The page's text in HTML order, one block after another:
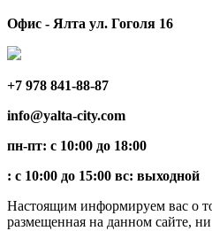
Офис - Ялта ул. Гоголя 16
+7 978 841-88-87
info@yalta-city.com
пн-пт: с 10:00 до 18:00
: с 10:00 до 15:00 вс: выходной
Настоящим информируем вас о
размещенная на данном сайте,